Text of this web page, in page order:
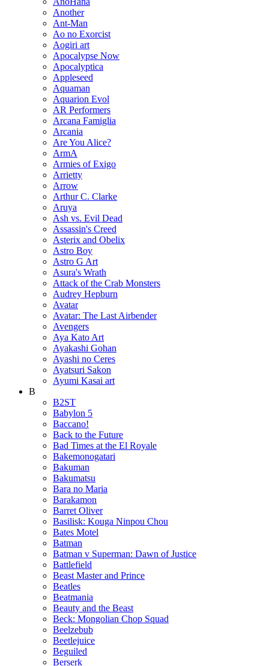
Another
Ant-Man
Ao no Exorcist
Aogiri art
Apocalypse Now
Apocalyptica
Appleseed
Aquaman
Aquarion Evol
AR Performers
Arcana Famiglia
Arcania
Are You Alice?
ArmA
Armies of Exigo
Arrietty
Arrow
Arthur C. Clarke
Aruya
Ash vs. Evil Dead
Assassin's Creed
Asterix and Obelix
Astro Boy
Astro G Art
Asura's Wrath
Attack of the Crab Monsters
Audrey Hepburn
Avatar
Avatar: The Last Airbender
Avengers
Aya Kato Art
Ayakashi Gohan
Ayashi no Ceres
Ayatsuri Sakon
Ayumi Kasai art
B
B2ST
Babylon 5
Baccano!
Back to the Future
Bad Times at the El Royale
Bakemonogatari
Bakuman
Bakumatsu
Bara no Maria
Barakamon
Barret Oliver
Basilisk: Kouga Ninpou Chou
Bates Motel
Batman
Batman v Superman: Dawn of Justice
Battlefield
Beast Master and Prince
Beatles
Beatmania
Beauty and the Beast
Beck: Mongolian Chop Squad
Beelzebub
Beetlejuice
Beguiled
Berserk